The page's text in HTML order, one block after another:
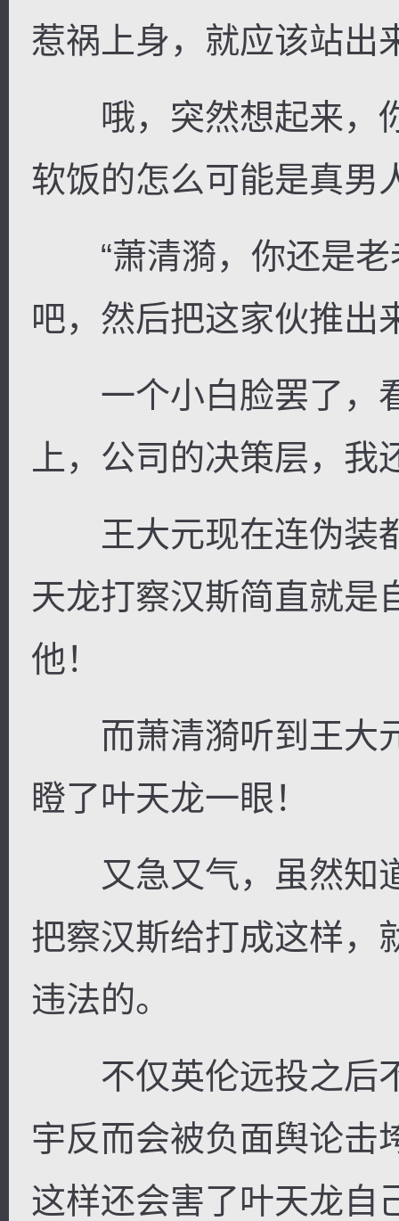
惹祸上身，就应该站出
哦，突然想起来，
软饭的怎么可能是真男
“萧清漪，你还是老
吧，然后把这家伙推出
一个小白脸罢了，
上，公司的决策层，
王大元现在连伪装
天龙打察汉斯简直就是
他！
而萧清漪听到王大
瞪了叶天龙一眼！
又急又气，虽然知
把察汉斯给打成这样，
违法的。
不仅英伦远投之后
宇反而会被负面舆论击
这样还会害了叶天龙自